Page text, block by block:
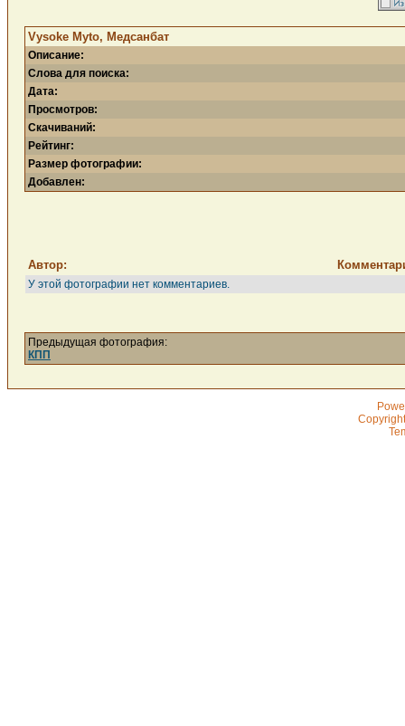
Vysoke Myto, Медсанбат
Описание:
Слова для поиска:
Дата:
Просмотров:
Скачиваний:
Рейтинг:
Размер фотографии:
Добавлен:
Автор:
У этой фотографии нет комментариев.
Предыдущая фотография:
КПП